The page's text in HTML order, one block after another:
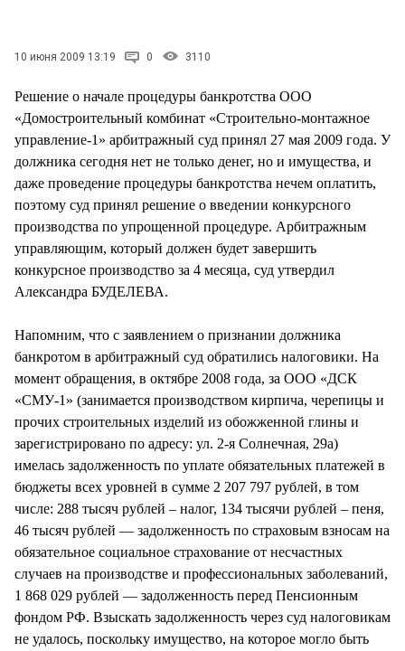
10 июня 2009 13:19 0 3110
Решение о начале процедуры банкротства ООО
«Домостроительный комбинат «Строительно-монтажное
управление-1» арбитражный суд принял 27 мая 2009 года. У
должника сегодня нет не только денег, но и имущества, и
даже проведение процедуры банкротства нечем оплатить,
поэтому суд принял решение о введении конкурсного
производства по упрощенной процедуре. Арбитражным
управляющим, который должен будет завершить
конкурсное производство за 4 месяца, суд утвердил
Александра БУДЕЛЕВА.
Напомним, что с заявлением о признании должника
банкротом в арбитражный суд обратились налоговики. На
момент обращения, в октябре 2008 года, за ООО «ДСК
«СМУ-1» (занимается производством кирпича, черепицы и
прочих строительных изделий из обожженной глины и
зарегистрировано по адресу: ул. 2-я Солнечная, 29а)
имелась задолженность по уплате обязательных платежей в
бюджеты всех уровней в сумме 2 207 797 рублей, в том
числе: 288 тысяч рублей – налог, 134 тысячи рублей – пеня,
46 тысяч рублей — задолженность по страховым взносам на
обязательное социальное страхование от несчастных
случаев на производстве и профессиональных заболеваний,
1 868 029 рублей — задолженность перед Пенсионным
фондом РФ. Взыскать задолженность через суд налоговикам
не удалось, поскольку имущество, на которое могло быть